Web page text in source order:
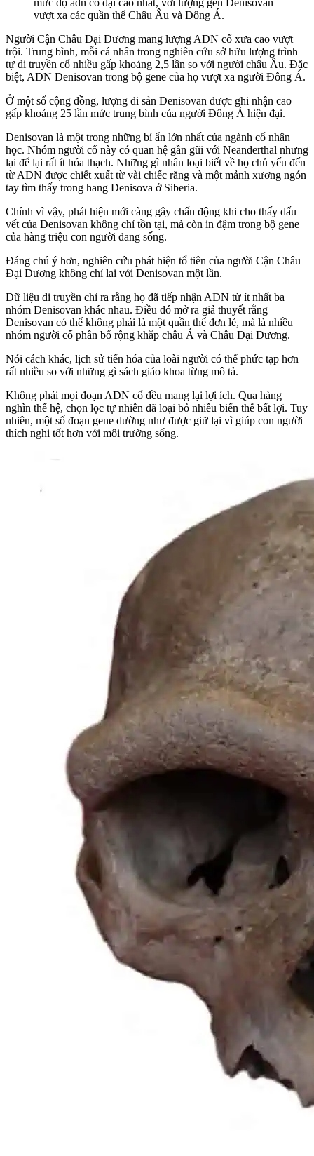
vượt xa các quần thể Châu Âu và Đông Á.
Người Cận Châu Đại Dương mang lượng ADN cổ xưa cao vượt
trội. Trung bình, mỗi cá nhân trong nghiên cứu sở hữu lượng trình
tự di truyền cổ nhiều gấp khoảng 2,5 lần so với người châu Âu. Đặc
biệt, ADN Denisovan trong bộ gene của họ vượt xa người Đông Á.
Ở một số cộng đồng, lượng di sản Denisovan được ghi nhận cao
gấp khoảng 25 lần mức trung bình của người Đông Á hiện đại.
Denisovan là một trong những bí ẩn lớn nhất của ngành cổ nhân
học. Nhóm người cổ này có quan hệ gần gũi với Neanderthal nhưng
lại để lại rất ít hóa thạch. Những gì nhân loại biết về họ chủ yếu đến
từ ADN được chiết xuất từ vài chiếc răng và một mảnh xương ngón
tay tìm thấy trong hang Denisova ở Siberia.
Chính vì vậy, phát hiện mới càng gây chấn động khi cho thấy dấu
vết của Denisovan không chỉ tồn tại, mà còn in đậm trong bộ gene
của hàng triệu con người đang sống.
Đáng chú ý hơn, nghiên cứu phát hiện tổ tiên của người Cận Châu
Đại Dương không chỉ lai với Denisovan một lần.
Dữ liệu di truyền chỉ ra rằng họ đã tiếp nhận ADN từ ít nhất ba
nhóm Denisovan khác nhau. Điều đó mở ra giả thuyết rằng
Denisovan có thể không phải là một quần thể đơn lẻ, mà là nhiều
nhóm người cổ phân bố rộng khắp châu Á và Châu Đại Dương.
Nói cách khác, lịch sử tiến hóa của loài người có thể phức tạp hơn
rất nhiều so với những gì sách giáo khoa từng mô tả.
Không phải mọi đoạn ADN cổ đều mang lại lợi ích. Qua hàng
nghìn thế hệ, chọn lọc tự nhiên đã loại bỏ nhiều biến thể bất lợi. Tuy
nhiên, một số đoạn gene dường như được giữ lại vì giúp con người
thích nghi tốt hơn với môi trường sống.